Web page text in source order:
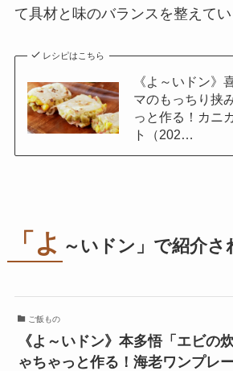
て具材と味のバランスを整えてい
レシピはこちら
《よ～いドン》
マのもっちり挟
っと作る！カニ
ト（202…
「よ ～いドン」で紹介
ご飯もの
《よ～いドン》本多悟「エビの
ゃちゃっと作る！海老ワンプレ